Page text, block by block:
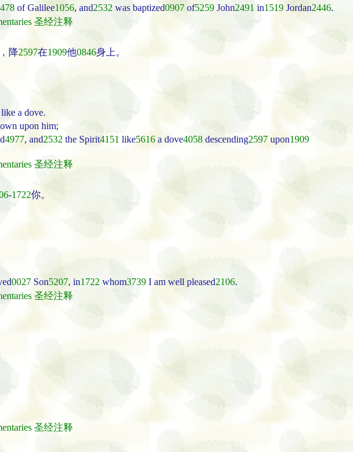
of Galilee1056, and2532 was baptized0907 of5259 John2491 in1519 Jordan2446.
圣经注释
，降2597在1909他0846身上。
a dove.
upon him;
4977, and2532 the Spirit4151 like5616 a dove4058 descending2597 upon1909
圣经注释
-1722你。
0027 Son5207, in1722 whom3739 I am well pleased2106.
圣经注释
圣经注释